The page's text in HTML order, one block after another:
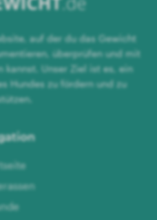
auf der du das Gewicht
überprüfen und mit
kannst. Unser Ziel ist es, ein
Hundes zu fördern und zu